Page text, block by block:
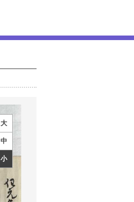
大
中
小